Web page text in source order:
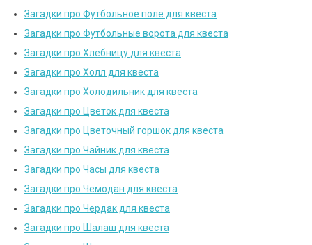
Загадки про Футбольное поле для квеста
Загадки про Футбольные ворота для квеста
Загадки про Хлебницу для квеста
Загадки про Холл для квеста
Загадки про Холодильник для квеста
Загадки про Цветок для квеста
Загадки про Цветочный горшок для квеста
Загадки про Чайник для квеста
Загадки про Часы для квеста
Загадки про Чемодан для квеста
Загадки про Чердак для квеста
Загадки про Шалаш для квеста